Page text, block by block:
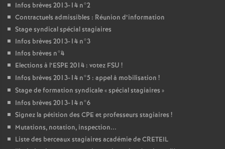
Infos brèves 2013-14 n°2
Contractuels admissibles : Réunion d’information
Stage syndical spécial stagiaires
Infos brèves 2013-14 n°3
Infos brèves n°4
Elections à l’ESPE 2014 : votez FSU !
Infos brèves 2013-14 n°5 : appel à mobilisation !
Stage de formation syndicale «spécial stagiaires »
Infos brèves 2013-14 n°6
Signez la pétition des CPE et professeurs stagiaires !
Mutations, notation, inspection...
Liste des berceaux stagiaires académie deCRETEIL